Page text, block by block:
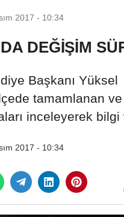
2017 - 10:34
DEĞİŞİM
Başkanı Yüksel
tamamlanan
inceleyerek bilgi
2017 - 10:34